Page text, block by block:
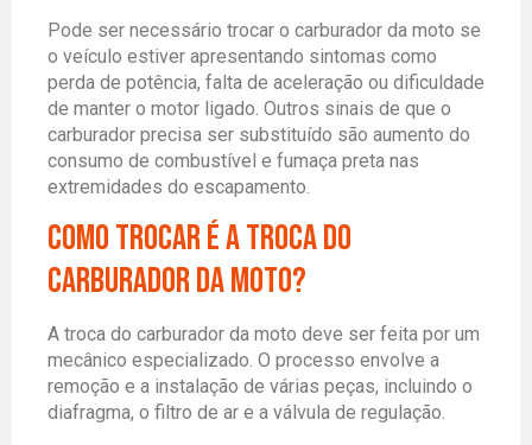
Pode ser necessário trocar o carburador da moto se
o veículo estiver apresentando sintomas como
perda de potência, falta de aceleração ou dificuldade
de manter o motor ligado. Outros sinais de que o
carburador precisa ser substituído são aumento do
consumo de combustível e fumaça preta nas
extremidades do escapamento.
como trocar é a troca do
carburador da moto?
A troca do carburador da moto deve ser feita por um
mecânico especializado. O processo envolve a
remoção e a instalação de várias peças, incluindo o
diafragma, o filtro de ar e a válvula de regulação.